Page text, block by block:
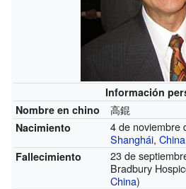
Información
Nombre en chino
高錕
Nacimiento
4 de noviembre
Shanghái,China
Fallecimiento
23 de
Bradbury
China)